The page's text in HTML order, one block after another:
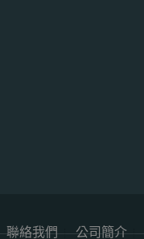
聯絡我們 公司簡介